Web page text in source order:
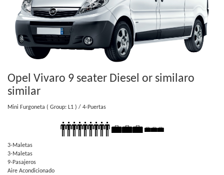
Opel Vivaro 9 seater Diesel or similaro
similar
Mini Furgoneta ( Group: L1 ) / 4-Puertas
3-Maletas
3-Maletas
9-Pasajeros
Aire Acondicionado